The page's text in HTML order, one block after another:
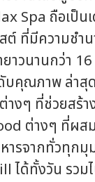
Spa ถือเป็
ต์ ที่มีความช
าวนานกว่า
บคุณภาพ ล่า
างๆ ที่ช่วยสร้
ต่างๆ ที่ผส
ารจากทั่วทุก
ได้ทั้งวัน รว